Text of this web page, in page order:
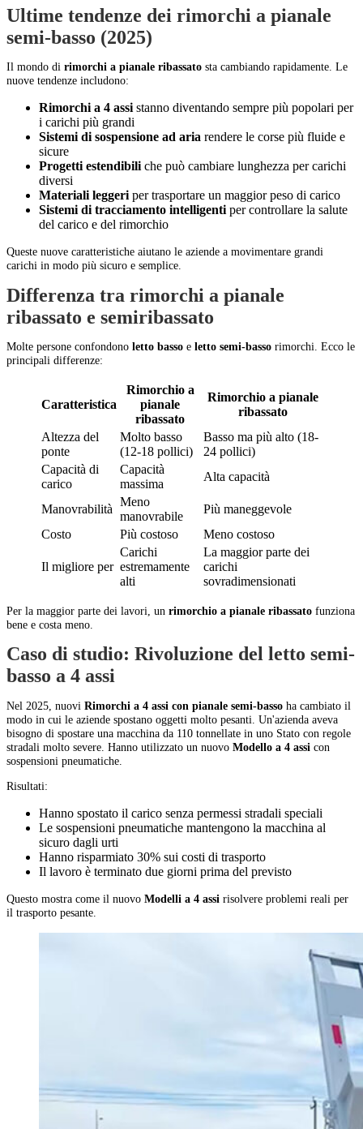
Ultime tendenze dei rimorchi a pianale
semi-basso (2025)
Il mondo di rimorchi a pianale ribassato sta cambiando rapidamente. Le
nuove tendenze includono:
Rimorchi a 4 assi stanno diventando sempre più popolari per
i carichi più grandi
Sistemi di sospensione ad aria rendere le corse più fluide e
sicure
Progetti estendibili che può cambiare lunghezza per carichi
diversi
Materiali leggeri per trasportare un maggior peso di carico
Sistemi di tracciamento intelligenti per controllare la salute
del carico e del rimorchio
Queste nuove caratteristiche aiutano le aziende a movimentare grandi
carichi in modo più sicuro e semplice.
Differenza tra rimorchi a pianale
ribassato e semiribassato
Molte persone confondono letto basso e letto semi-basso rimorchi. Ecco le
principali differenze:
Caratteristica
Rimorchio a
pianale
ribassato
Rimorchio a pianale
ribassato
Altezza del
ponte
Molto basso
(12-18 pollici)
Basso ma più alto (18-
24 pollici)
Capacità di
carico
Capacità
massima
Alta capacità
Manovrabilità
Meno
manovrabile
Più maneggevole
Costo
Più costoso Meno costoso
Il migliore per
Carichi
estremamente
alti
La maggior parte dei
carichi
sovradimensionati
Per la maggior parte dei lavori, un rimorchio a pianale ribassato funziona
bene e costa meno.
Caso di studio: Rivoluzione del letto semi-
basso a 4 assi
Nel 2025, nuovi Rimorchi a 4 assi con pianale semi-basso ha cambiato il
modo in cui le aziende spostano oggetti molto pesanti. Un'azienda aveva
bisogno di spostare una macchina da 110 tonnellate in uno Stato con regole
stradali molto severe. Hanno utilizzato un nuovo Modello a 4 assi con
sospensioni pneumatiche.
Risultati:
Hanno spostato il carico senza permessi stradali speciali
Le sospensioni pneumatiche mantengono la macchina al
sicuro dagli urti
Hanno risparmiato 30% sui costi di trasporto
Il lavoro è terminato due giorni prima del previsto
Questo mostra come il nuovo Modelli a 4 assi risolvere problemi reali per
il trasporto pesante.